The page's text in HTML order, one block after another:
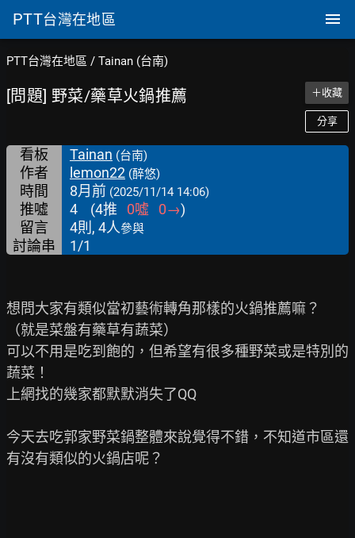
PTT台灣在地區
PTT台灣在地區 / Tainan (台南)
[問題] 野菜/藥草火鍋推薦 ＋收藏
分享
看板 Tainan (台南)
作者 lemon22 (醉悠)
時間 8月前 (2025/11/14 14:06)
推噓 4 (4推 0噓 0→)
留言
4則, 4人參與
討論串 1/1
想問大家有類似當初藝術轉角那樣的火鍋推薦嘛？
（就是菜盤有藥草有蔬菜）
可以不用是吃到飽的，但希望有很多種野菜或是特別的
蔬菜！
上網找的幾家都默默消失了QQ
今天去吃郭家野菜鍋整體來說覺得不錯，不知道市區還
有沒有類似的火鍋店呢？